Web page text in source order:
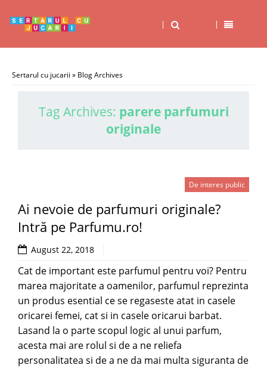
Sertarul cu jucarii » Blog Archives
Tag Archives: parere parfumuri
originale
De interes public
Ai nevoie de parfumuri originale?
Intră pe Parfumu.ro!
August 22, 2018
Cat de important este parfumul pentru voi? Pentru
marea majoritate a oamenilor, parfumul reprezinta
un produs esential ce se regaseste atat in casele
oricarei femei, cat si in casele oricarui barbat.
Lasand la o parte scopul logic al unui parfum,
acesta mai are rolul si de a ne reliefa
personalitatea si de a ne da mai multa siguranta de